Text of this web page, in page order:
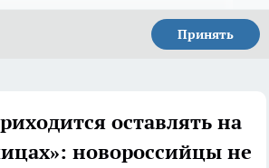
Принять
оставлять на
новороссийцы не